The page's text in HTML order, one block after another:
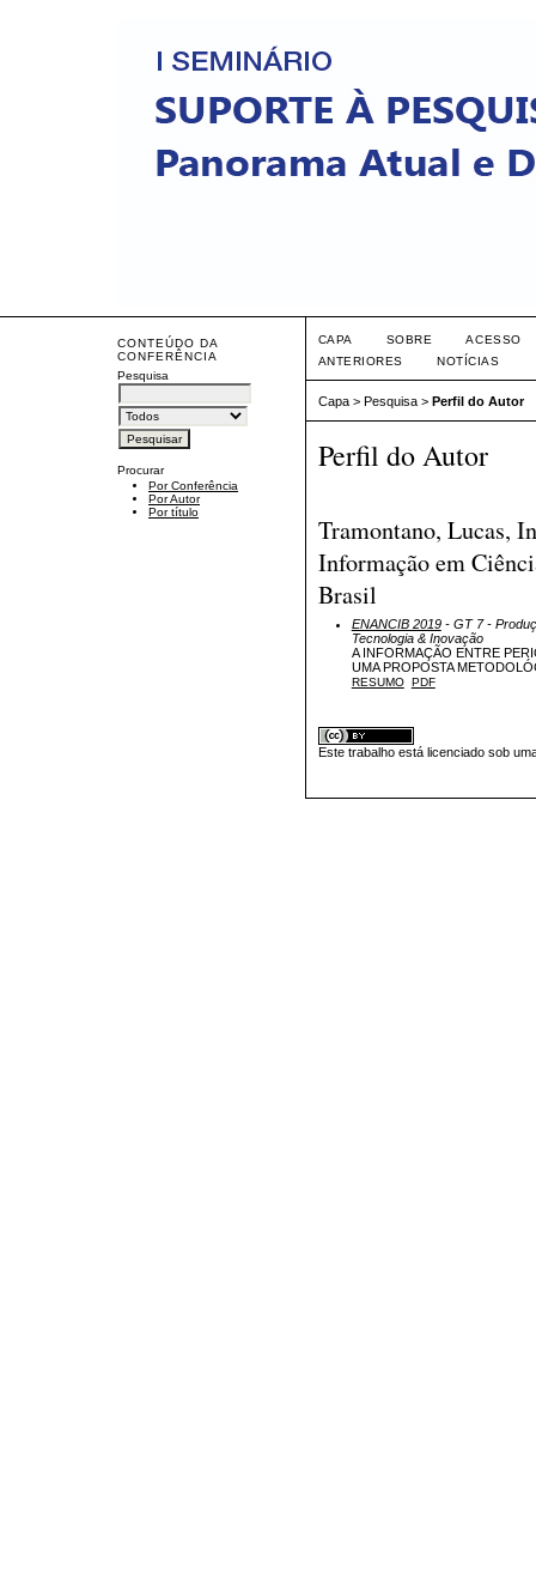
CONTEÚDO DA
CONFERÊNCIA
Pesquisa
Procurar
Por Conferência
Por Autor
Por título
CAPA SOBRE
ACESSO
ANTERIORES
NOTÍCIAS
Capa> Pesquisa> Perfil do Autor
Perfil do Autor
Tramontano, Lucas,
Informação em
Brasil
ENANCIB 2019- GT 7 -
Tecnologia & Inovação
A INFORMAÇÃO ENTRE
UMA PROPOSTA
RESUMO PDF
Este trabalho está licenciado sob